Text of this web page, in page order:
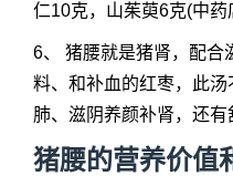
仁10克，山茱萸6克(中药
6、 猪腰就是猪肾，配合
料、和补血的红枣，此
肺、滋阴养颜补肾，还有
猪腰的营养价值